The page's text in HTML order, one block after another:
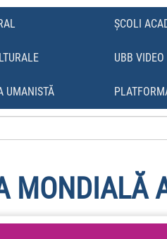
ȘCOLI
UBB VIDEO
UMANISTĂ
MONDIALĂ